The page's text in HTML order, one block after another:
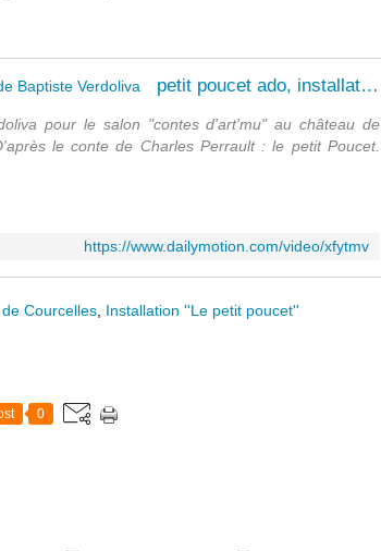
petit poucet ado, installation vidéo de Baptiste Verdoliva
pour le salon "contes d'art'mu" au château de
le conte de Charles Perrault : le petit Poucet.
https://www.dailymotion.com/video/xfytmv
Courcelles Installation ''Le petit poucet''
0